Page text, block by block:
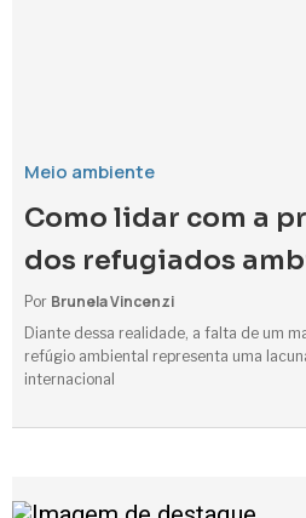
Meio ambiente
Como lidar com a
dos refugiados
Por Brunela Vincenzi
Diante dessa realidade, a falta de um
refúgio ambiental representa uma
internacional